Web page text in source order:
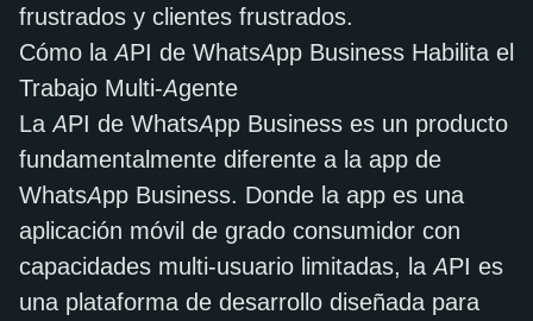
frustrados y clientes frustrados.
Cómo la API de WhatsApp Business Habilita el
Trabajo Multi-Agente
La API de WhatsApp Business es un producto
fundamentalmente diferente a la app de
WhatsApp Business. Donde la app es una
aplicación móvil de grado consumidor con
capacidades multi-usuario limitadas, la API es
una plataforma de desarrollo diseñada para